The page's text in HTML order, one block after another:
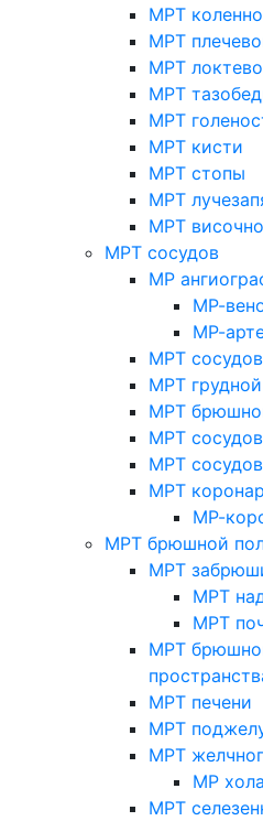
МРТ
МРТ
МРТ
МРТ
МРТ
МРТ кисти
МРТ стопы
МРТ
МРТ
МРТ сосудов
МР
МР-
МР-
МРТ
МРТ
МРТ
МРТ
МРТ
МРТ
МР-
МРТ брюшной
МРТ
МРТ
МРТ
МРТ
МРТ печени
МРТ
МРТ
МР
МРТ